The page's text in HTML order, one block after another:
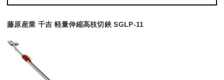
藤原産業 千吉 軽量伸縮高枝切鋏 SGLP-11